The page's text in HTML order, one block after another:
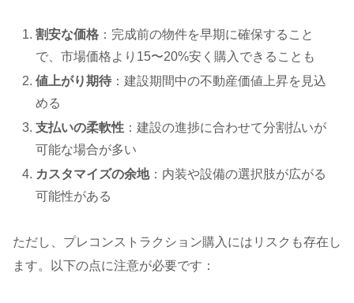
割安な価格 ：完成前の物件を早期に確保すること
で、市場価格より15〜20%安く購入できることも
値上がり期待 ：建設期間中の不動産価値上昇を見込
める
支払いの柔軟性 ：建設の進捗に合わせて分割払いが
可能な場合が多い
カスタマイズの余地：内装や設備の選択肢が広がる
可能性がある
ただし、プレコンストラクション購入にはリスクも存在し
ます。以下の点に注意が必要です：